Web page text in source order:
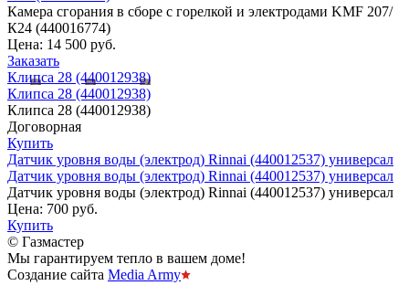
Камера сгорания в сборе с горелкой и электродами KMF 207/
К24 (440016774)
Цена: 14 500 руб.
Заказать
Клипса 28 (440012938)
Клипса 28 (440012938)
Клипса 28 (440012938)
Договорная
Купить
Датчик уровня воды (электрод) Rinnai (440012537) универсал
Датчик уровня воды (электрод) Rinnai (440012537) универсал
Датчик уровня воды (электрод) Rinnai (440012537) универсал
Цена: 700 руб.
Купить
© Газмастер
Мы гарантируем тепло в вашем доме!
Создание сайта Media Army